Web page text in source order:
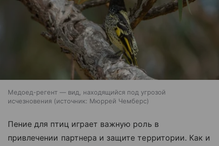
Медоед-регент — вид, находящийся под угрозой
исчезновения
источник: Мюррей Чемберс
Пение для птиц играет важную роль в
привлечении партнера и защите территории. Как и